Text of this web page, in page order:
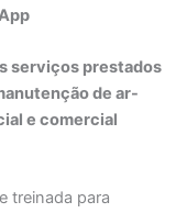
serviços prestados
de ar-
e comercial
treinada para